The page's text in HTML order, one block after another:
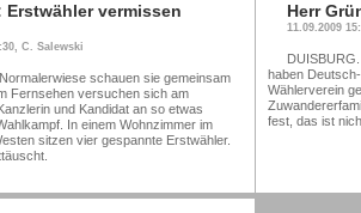
Erstwähler vermissen
C. Salewski
schauen sie gemeinsam
Fernsehen versuchen sich am
und Kandidat an so etwas
In einem Wohnzimmer im
sitzen vier gespannte Erstwähler.
Herr
11.09.2009
haben
Wählerverein
fest, das ist